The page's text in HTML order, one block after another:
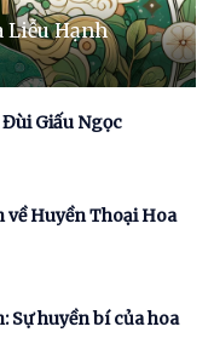
Liễu Hạnh
Giấu Ngọc
Huyền Thoại Hoa
Sự huyền bí của hoa